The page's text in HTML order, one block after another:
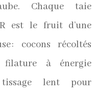
Chaque taie
est le fruit d’une
: cocons récoltés
filature à énergie
tissage lent pour